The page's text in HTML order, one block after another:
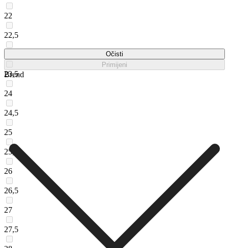
22
22,5
23,5
24
24,5
25
25,5
26
26,5
27
27,5
Očisti
Primijeni
Brend